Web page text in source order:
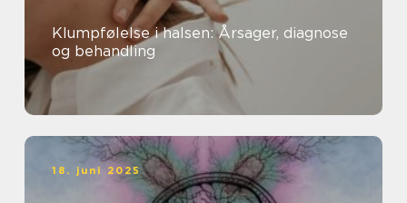
Klumpfølelse i halsen: Årsager, diagnose
og behandling
18. juni 2025